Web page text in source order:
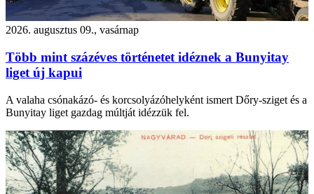
2026. augusztus 09., vasárnap
Több mint százéves történetet idéznek a Bunyitay
liget új kapui
A valaha csónakázó- és korcsolyázóhelyként ismert Dőry-sziget és a
Bunyitay liget gazdag múltját idézzük fel.